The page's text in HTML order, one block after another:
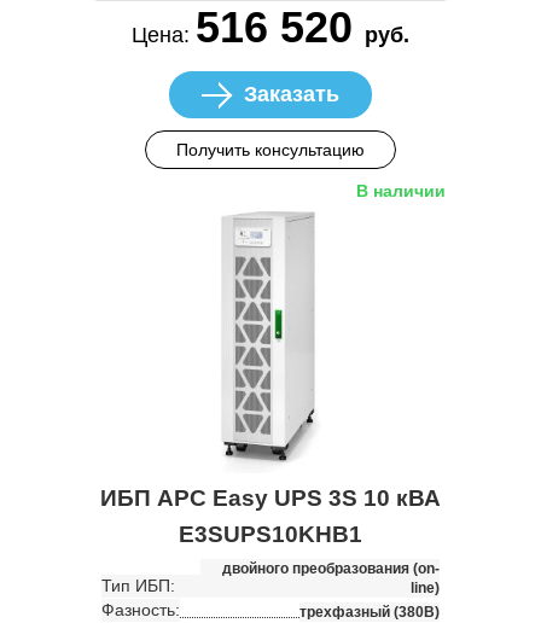
Цена: 516 520 руб.
Заказать
Получить консультацию
В наличии
ИБП APC Easy UPS 3S 10 кВА
E3SUPS10KHB1
Тип ИБП:
двойного преобразования (on-
line)
Фазность: трехфазный (380В)